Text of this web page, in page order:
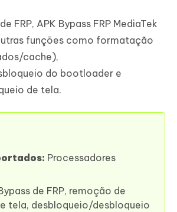
FRP, APK Bypass FRP MediaTek
funções como formatação
cache),
do bootloader e
de tela.
Processadores
de FRP, remoção de
tela, desbloqueio/desbloqueio